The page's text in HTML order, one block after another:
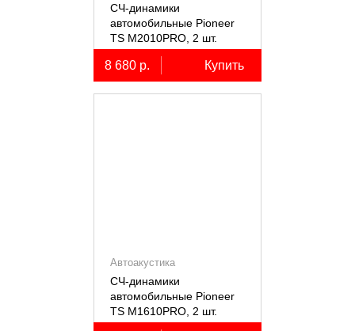
СЧ-динамики
автомобильные Pioneer
TS M2010PRO, 2 шт.
8 680 р. Купить
Автоакустика
СЧ-динамики
автомобильные Pioneer
TS M1610PRO, 2 шт.